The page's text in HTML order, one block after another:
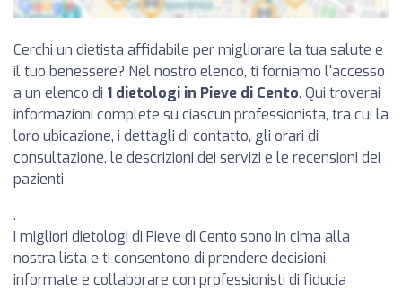
Cerchi un dietista affidabile per migliorare la tua salute e
il tuo benessere? Nel nostro elenco, ti forniamo l'accesso
a un elenco di 1 dietologi in Pieve di Cento. Qui troverai
informazioni complete su ciascun professionista, tra cui la
loro ubicazione, i dettagli di contatto, gli orari di
consultazione, le descrizioni dei servizi e le recensioni dei
pazienti
.
I migliori dietologi di Pieve di Cento sono in cima alla
nostra lista e ti consentono di prendere decisioni
informate e collaborare con professionisti di fiducia